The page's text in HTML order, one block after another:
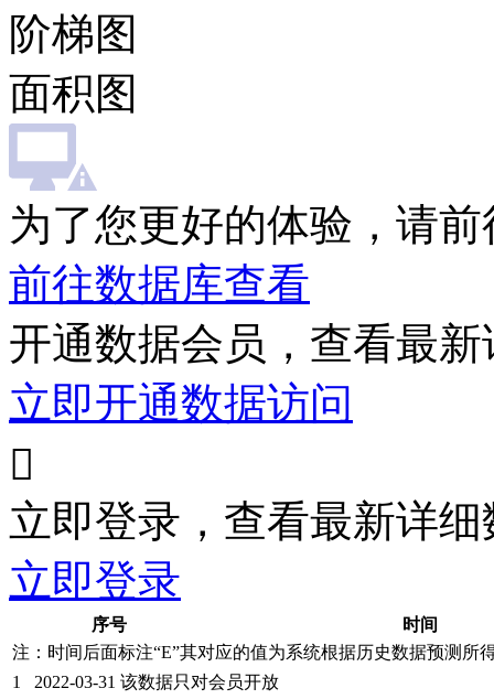
阶梯图
面积图
为了您更好的体验，请
前往数据库查看
开通数据会员，查看最
立即开通数据访问

立即登录，查看最新详细
立即登录
序号
时间
注：时间后面标注“E”其对应的值为系统根据历史数据预测所
1
2022-03-31 该数据只对会员开放